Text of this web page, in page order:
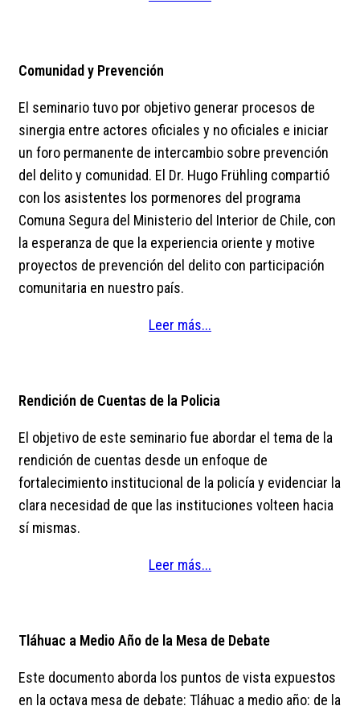
Comunidad y Prevención
El seminario tuvo por objetivo generar procesos de
sinergia entre actores oficiales y no oficiales e iniciar
un foro permanente de intercambio sobre prevención
del delito y comunidad. El Dr. Hugo Frühling compartió
con los asistentes los pormenores del programa
Comuna Segura del Ministerio del Interior de Chile, con
la esperanza de que la experiencia oriente y motive
proyectos de prevención del delito con participación
comunitaria en nuestro país.
Leer más...
Rendición de Cuentas de la Policia
El objetivo de este seminario fue abordar el tema de la
rendición de cuentas desde un enfoque de
fortalecimiento institucional de la policía y evidenciar la
clara necesidad de que las instituciones volteen hacia
sí mismas.
Leer más...
Tláhuac a Medio Año de la Mesa de Debate
Este documento aborda los puntos de vista expuestos
en la octava mesa de debate: Tláhuac a medio año: de la